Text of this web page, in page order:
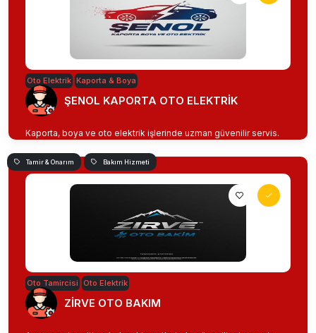
Oto Elektrik Kaporta & Boya
ŞENOL KAPORTA OTO ELEKTRİK
Kaporta, boya ve oto elektrik işlerinde uzman güvenilir servis.
Tamir & Onarım Bakım Hizmeti
Oto Tamircisi Oto Elektrik
ZİRVE OTO BAKIM